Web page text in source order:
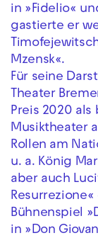
in »Fidelio«
gastierte er
Mzensk«.
Für seine
Theater
Preis 2020
Musiktheater
Rollen am
u. a. König
aber auch
Bühnenspiel
in »Don